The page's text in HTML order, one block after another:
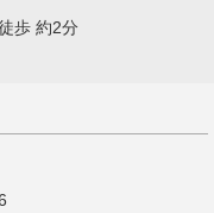
歩 約2分